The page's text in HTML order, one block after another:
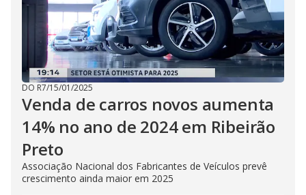
DO R7/15/01/2025
Venda de carros novos aumenta
14% no ano de 2024 em Ribeirão
Preto
Associação Nacional dos Fabricantes de Veículos prevê
crescimento ainda maior em 2025